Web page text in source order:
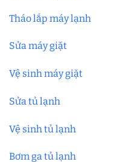
Tháo lắp máy lạnh
Sửa máy giặt
Vệ sinh máy giặt
Sửa tủ lạnh
Vệ sinh tủ lạnh
Bơm ga tủ lạnh